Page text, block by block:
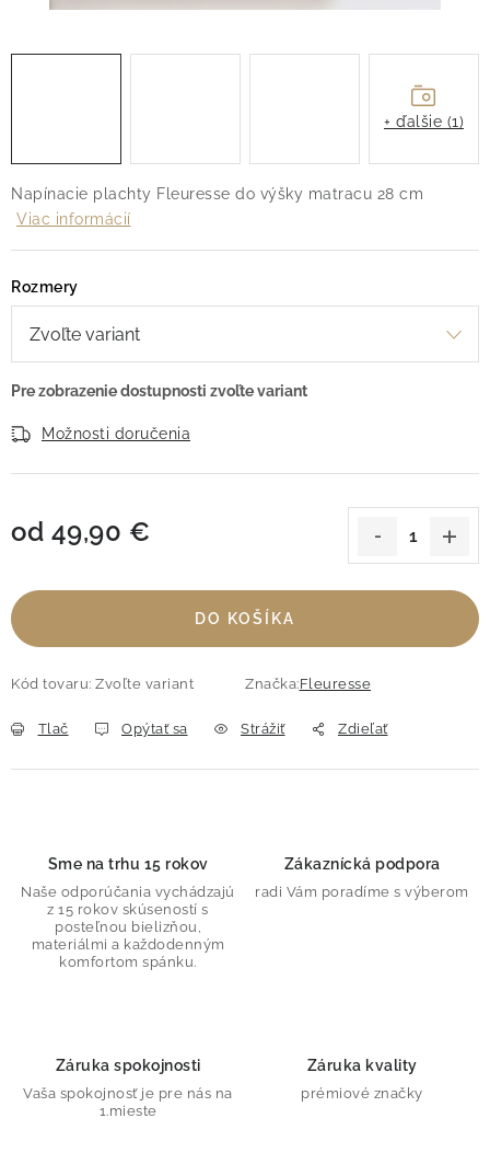
Napínacie plachty Fleuresse do výšky matracu 28 cm
Viac informácií
Rozmery
Možnosti doručenia
od 49,90 €
DO KOŠÍKA
Kód tovaru: Zvoľte variant Značka:Fleuresse
Tlač Opýtať sa Strážiť Zdieľať
+ ďalšie (1)
Sme na trhu 15 rokov
Naše odporúčania vychádzajú
z 15 rokov skúseností s
posteľnou bielizňou,
materiálmi a každodenným
komfortom spánku.
Zákaznícká podpora
radi Vám poradíme s výberom
Záruka spokojnosti
Vaša spokojnosť je pre nás na
1.mieste
Záruka kvality
prémiové značky